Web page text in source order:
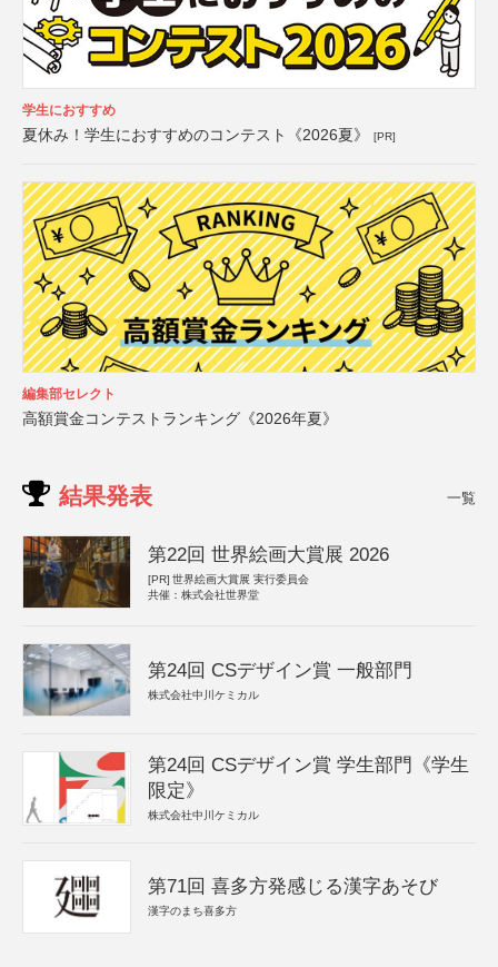
学生におすすめ
夏休み！学生におすすめのコンテスト《2026夏》 [PR]
編集部セレクト
高額賞金コンテストランキング《2026年夏》
結果発表 一覧
第22回 世界絵画大賞展 2026
[PR] 世界絵画大賞展 実行委員会
共催：株式会社世界堂
第24回 CSデザイン賞 一般部門
株式会社中川ケミカル
第24回 CSデザイン賞 学生部門《学生
限定》
株式会社中川ケミカル
第71回 喜多方発感じる漢字あそび
漢字のまち喜多方